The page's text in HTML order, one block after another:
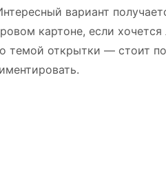
вариант
картоне, если
темой открытки — стоит